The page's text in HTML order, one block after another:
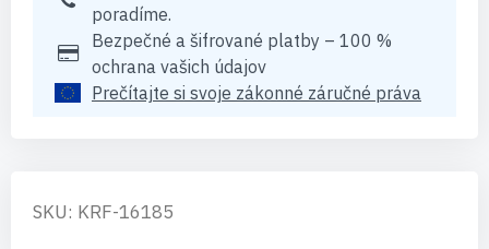
poradíme.
Bezpečné a šifrované platby – 100 %
ochrana vašich údajov
Prečítajte si svoje zákonné záručné práva
SKU: KRF-16185